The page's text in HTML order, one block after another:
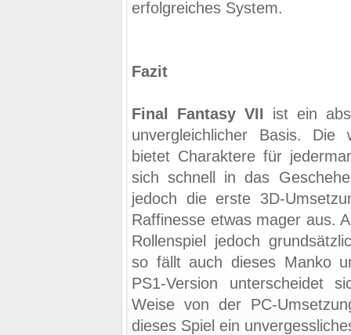
erfolgreiches System.
Fazit
Final Fantasy VII ist ein
unvergleichlicher Basis. Die
bietet Charaktere für
sich schnell in das
jedoch die erste 3D-
Raffinesse etwas mager aus.
Rollenspiel jedoch
so fällt auch dieses Manko
PS1-Version unterscheidet
Weise von der PC-
dieses Spiel ein